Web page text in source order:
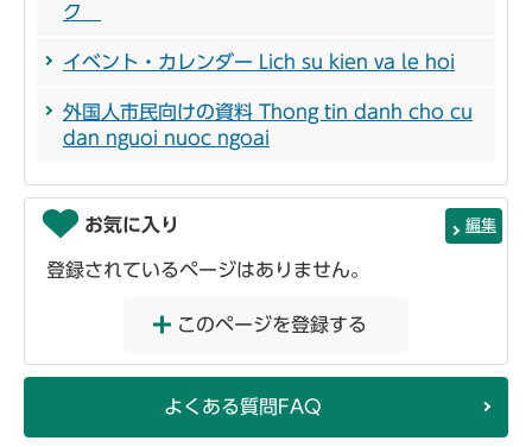
ク
イベント・カレンダー Lich su kien va le hoi
外国人市民向けの資料 Thong tin danh cho cu
dan nguoi nuoc ngoai
お気に入り 編集
登録されているページはありません。
このページを登録する
よくある質問FAQ